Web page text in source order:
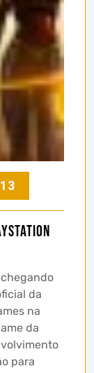
da
na
da
para